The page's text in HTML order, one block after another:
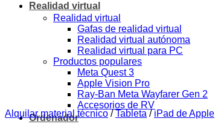
Realidad virtual
Realidad virtual
Gafas de realidad virtual
Realidad virtual autónoma
Realidad virtual para PC
Productos populares
Meta Quest 3
Apple Vision Pro
Ray-Ban Meta Wayfarer Gen 2
Accesorios de RV
Ordenador
Alquilar material técnico / Tableta / iPad de Apple